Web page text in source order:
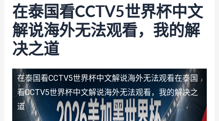
在泰国看CCTV5世界杯中文
解说海外无法观看，我的解
决之道
在泰国看CCTV5世界杯中文解说海外无法观看在泰国
看CCTV5世界杯中文解说海外无法观看，我的解决之
道